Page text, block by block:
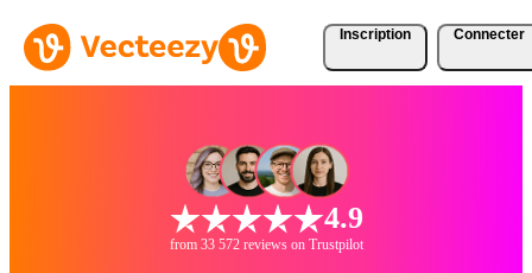
Inscription Connecter
4.9
from 33 572 reviews on Trustpilot